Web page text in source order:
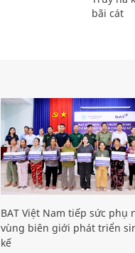
bãi cát
BAT Việt Nam tiếp sức phụ
vùng biên giới phát triển
kế